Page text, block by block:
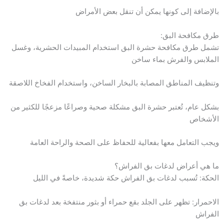
بالإضافة إلى كونها يمكن أن تنقل بعض الأمراض
طرق مكافحة البق:
تشمل طرق مكافحة حشرة البق استخدام المبيدات الحشرية، وغسل
الملابس والفرش بماء ساخن
وتنظيف المناطق المصابة بالبخار الساخن، واستخدام الفخاخ اللاصقة
بشكل عام، تُعتبر حشرة البق مشكلة صحية وصراعًا مزعجًا للكثير من
الأشخاص
ويجب التعامل معها بفعالية للحفاظ على الصحة والراحة العامة
ما هي أعراض لدغات بق الفراش؟
الحكة: تُسبب لدغات بق الفراش حكة شديدة، خاصةً في الليل
الاحمرار: تظهر على الجلد بقع حمراء أو بثور منتفخة بعد لدغات بق
الفراش